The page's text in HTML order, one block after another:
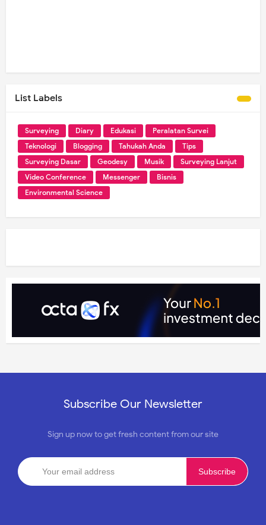
List Labels
Surveying Diary Edukasi
Peralatan Survei
Teknologi
Blogging Tahukah Anda
Tips
Surveying Dasar
Geodesy Musik
Surveying Lanjut
Video Conference
Messenger
Bisnis
Environmental Science
Subscribe Our Newsletter
Sign up now to get fresh content from our site